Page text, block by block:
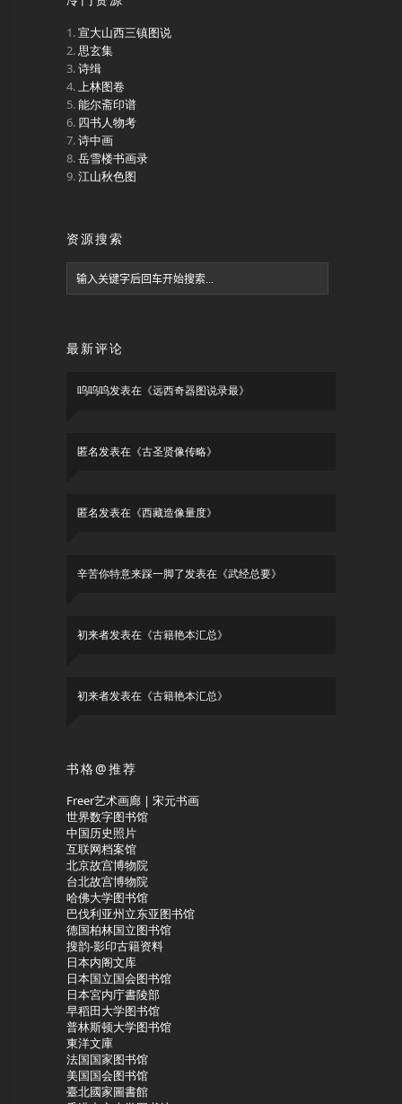
宣大山西三镇图说
思玄集
诗缉
上林图卷
能尔斋印谱
四书人物考
诗中画
岳雪楼书画录
江山秋色图
资源搜索
最新评论
呜呜呜发表在《远西奇器图说录最》
匿名发表在《古圣贤像传略》
匿名发表在《西藏造像量度》
辛苦你特意来踩一脚了发表在《武经总要》
初来者发表在《古籍艳本汇总》
初来者发表在《古籍艳本汇总》
书格@推荐
Freer艺术画廊 | 宋元书画
世界数字图书馆
中国历史照片
互联网档案馆
北京故宫博物院
台北故宫博物院
哈佛大学图书馆
巴伐利亚州立东亚图书馆
德国柏林国立图书馆
搜韵-影印古籍资料
日本内阁文库
日本国立国会图书馆
日本宮内庁書陵部
早稻田大学图书馆
普林斯顿大学图书馆
東洋文庫
法国国家图书馆
美国国会图书馆
臺北國家圖書館